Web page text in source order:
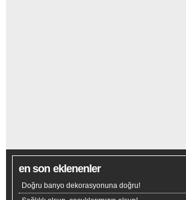
en son eklenenler
Doğru banyo dekorasyonuna doğru!